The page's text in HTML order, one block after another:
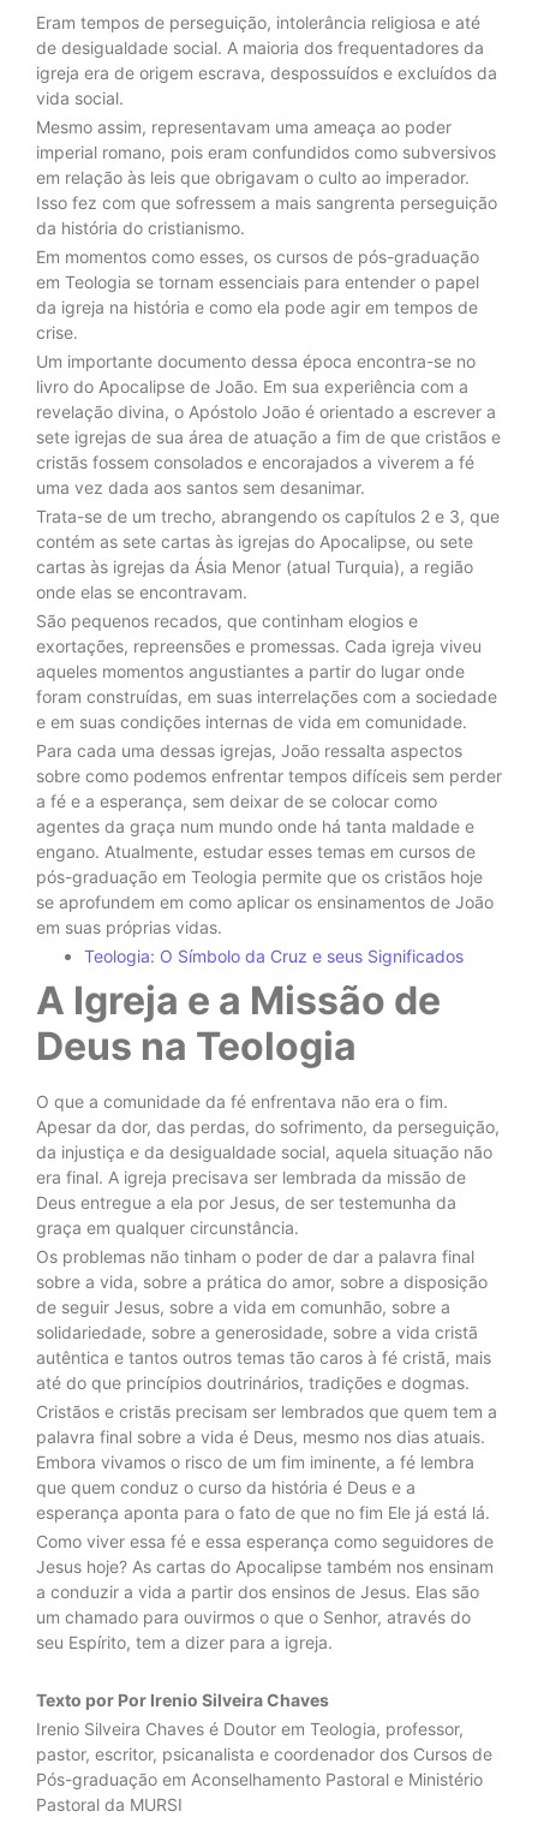
Eram tempos de perseguição, intolerância religiosa e até
de desigualdade social. A maioria dos frequentadores da
igreja era de origem escrava, despossuídos e excluídos da
vida social.
Mesmo assim, representavam uma ameaça ao poder
imperial romano, pois eram confundidos como subversivos
em relação às leis que obrigavam o culto ao imperador.
Isso fez com que sofressem a mais sangrenta perseguição
da história do cristianismo.
Em momentos como esses, os cursos de pós-graduação
em Teologia se tornam essenciais para entender o papel
da igreja na história e como ela pode agir em tempos de
crise.
Um importante documento dessa época encontra-se no
livro do Apocalipse de João. Em sua experiência com a
revelação divina, o Apóstolo João é orientado a escrever a
sete igrejas de sua área de atuação a fim de que cristãos e
cristãs fossem consolados e encorajados a viverem a fé
uma vez dada aos santos sem desanimar.
Trata-se de um trecho, abrangendo os capítulos 2 e 3, que
contém as sete cartas às igrejas do Apocalipse, ou sete
cartas às igrejas da Ásia Menor (atual Turquia), a região
onde elas se encontravam.
São pequenos recados, que continham elogios e
exortações, repreensões e promessas. Cada igreja viveu
aqueles momentos angustiantes a partir do lugar onde
foram construídas, em suas interrelações com a sociedade
e em suas condições internas de vida em comunidade.
Para cada uma dessas igrejas, João ressalta aspectos
sobre como podemos enfrentar tempos difíceis sem perder
a fé e a esperança, sem deixar de se colocar como
agentes da graça num mundo onde há tanta maldade e
engano. Atualmente, estudar esses temas em cursos de
pós-graduação em Teologia permite que os cristãos hoje
se aprofundem em como aplicar os ensinamentos de João
em suas próprias vidas.
Teologia: O Símbolo da Cruz e seus Significados
A Igreja e a Missão de
Deus na Teologia
O que a comunidade da fé enfrentava não era o fim.
Apesar da dor, das perdas, do sofrimento, da perseguição,
da injustiça e da desigualdade social, aquela situação não
era final. A igreja precisava ser lembrada da missão de
Deus entregue a ela por Jesus, de ser testemunha da
graça em qualquer circunstância.
Os problemas não tinham o poder de dar a palavra final
sobre a vida, sobre a prática do amor, sobre a disposição
de seguir Jesus, sobre a vida em comunhão, sobre a
solidariedade, sobre a generosidade, sobre a vida cristã
autêntica e tantos outros temas tão caros à fé cristã, mais
até do que princípios doutrinários, tradições e dogmas.
Cristãos e cristãs precisam ser lembrados que quem tem a
palavra final sobre a vida é Deus, mesmo nos dias atuais.
Embora vivamos o risco de um fim iminente, a fé lembra
que quem conduz o curso da história é Deus e a
esperança aponta para o fato de que no fim Ele já está lá.
Como viver essa fé e essa esperança como seguidores de
Jesus hoje? As cartas do Apocalipse também nos ensinam
a conduzir a vida a partir dos ensinos de Jesus. Elas são
um chamado para ouvirmos o que o Senhor, através do
seu Espírito, tem a dizer para a igreja.
Texto por Por Irenio Silveira Chaves
Irenio Silveira Chaves é Doutor em Teologia, professor,
pastor, escritor, psicanalista e coordenador dos Cursos de
Pós-graduação em Aconselhamento Pastoral e Ministério
Pastoral da MURSI